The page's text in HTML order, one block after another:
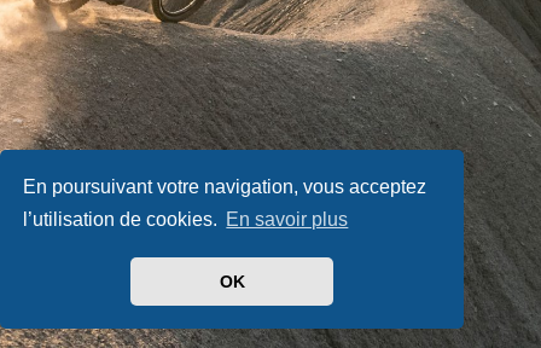
En poursuivant votre navigation, vous acceptez
l’utilisation de cookies. En savoir plus
OK